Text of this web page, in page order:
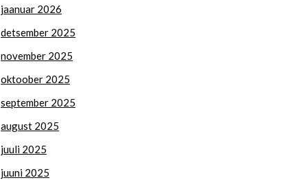
jaanuar 2026
detsember 2025
november 2025
oktoober 2025
september 2025
august 2025
juuli 2025
juuni 2025